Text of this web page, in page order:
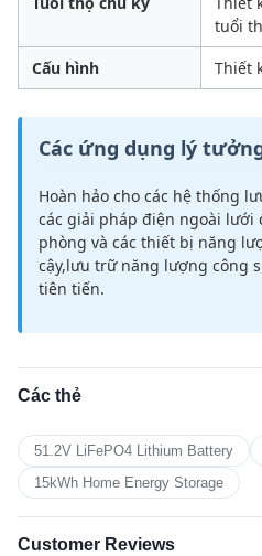
tuổi
Cấu hình
Thiết
Các ứng dụng lý
Hoàn hảo cho các hệ thống
các giải pháp điện ngoài
phòng và các thiết bị năng
cậy,lưu trữ năng lượng công
tiên tiến.
Các thẻ
51.2V LiFePO4 Lithium Battery
15kWh Home Energy Storage
Customer Reviews